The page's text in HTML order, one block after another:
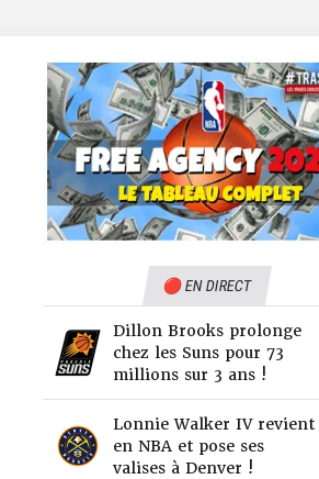
🔴 EN DIRECT
Dillon Brooks prolonge
chez les Suns pour 73
millions sur 3 ans !
Lonnie Walker IV revient
en NBA et pose ses
valises à Denver !